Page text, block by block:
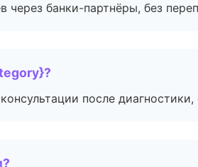
через банки-партнёры, без
после